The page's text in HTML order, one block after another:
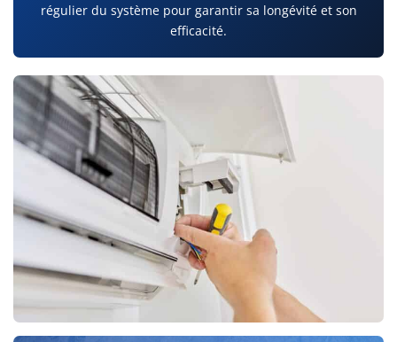
régulier du système pour garantir sa longévité et son
efficacité.